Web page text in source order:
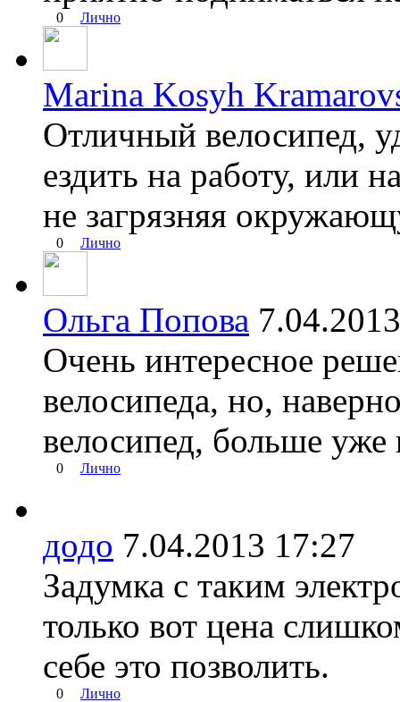
0 Лично
Marina Kosyh
Отличный велосипед,
ездить на работу, или
не загрязняя
0 Лично
Ольга Попова
Очень интересное
велосипеда, но,
велосипед, больше
0 Лично
додо 7.04.2013 17:27
Задумка с таким
только вот цена
себе это позволить.
0 Лично